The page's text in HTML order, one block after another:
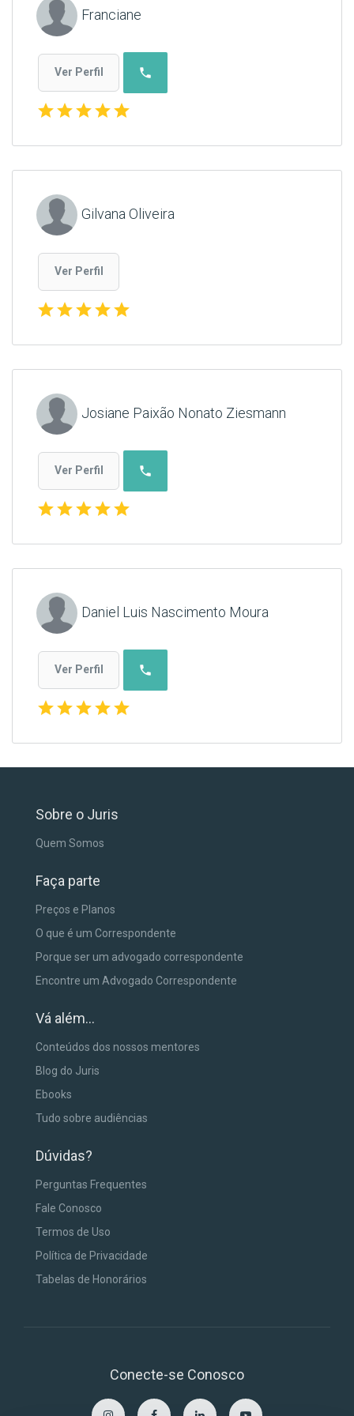
Franciane
Ver Perfil phone
starstarstarstarstar
Gilvana Oliveira
Ver Perfil
starstarstarstarstar
Josiane Paixão Nonato Ziesmann
Ver Perfil phone
starstarstarstarstar
Daniel Luis Nascimento Moura
Ver Perfil phone
starstarstarstarstar
Sobre o Juris
Quem Somos
Faça parte
Preços e Planos
O que é um Correspondente
Porque ser um advogado correspondente
Encontre um Advogado Correspondente
Vá além...
Conteúdos dos nossos mentores
Blog do Juris
Ebooks
Tudo sobre audiências
Dúvidas?
Perguntas Frequentes
Fale Conosco
Termos de Uso
Política de Privacidade
Tabelas de Honorários
Conecte-se Conosco